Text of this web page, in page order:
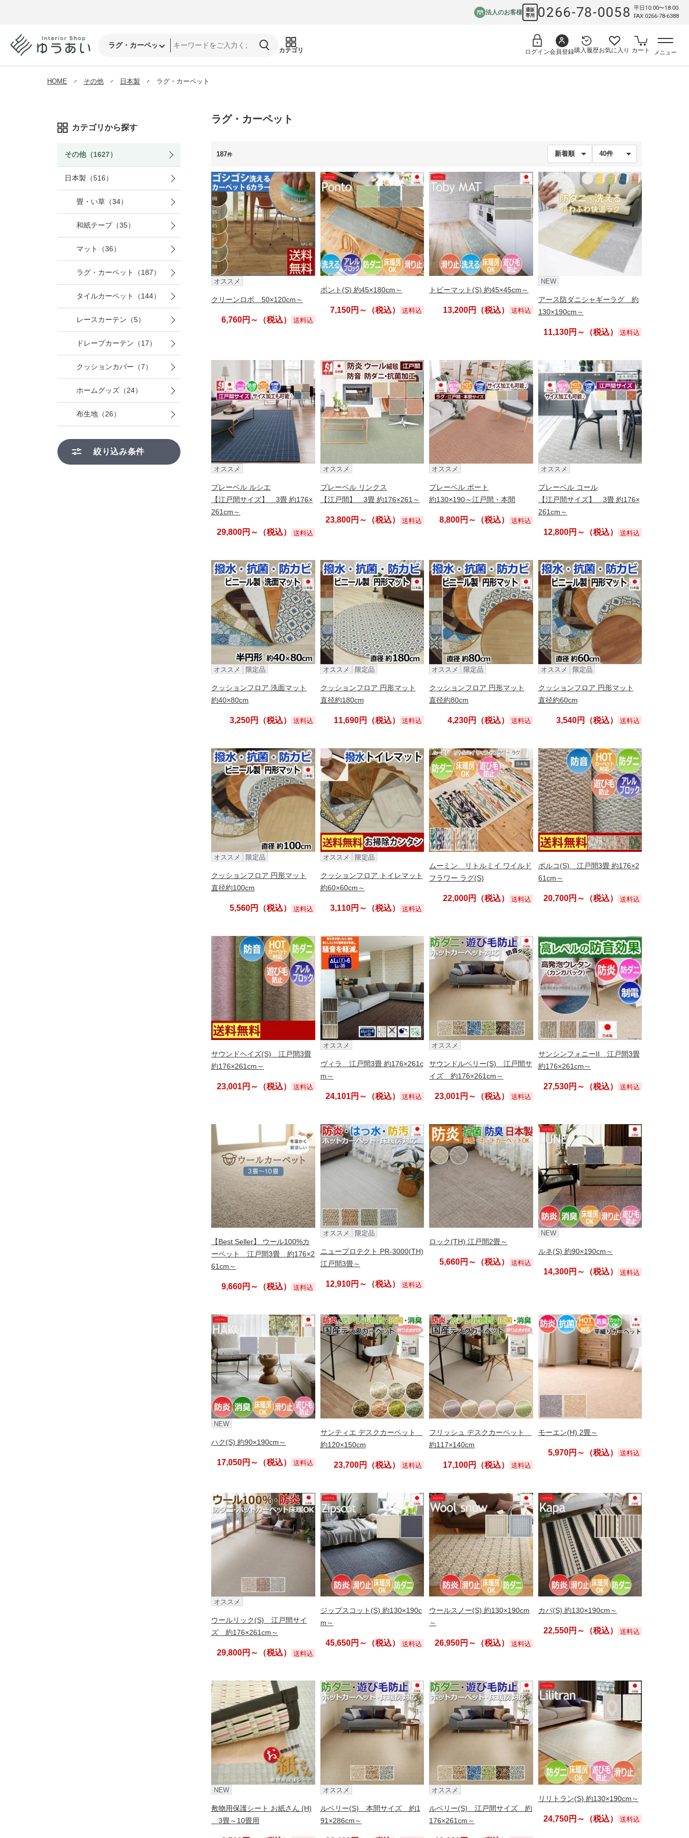
法人のお客様 通販
専用
0266-78-0058
平日10:00〜18:00
FAX:0266-78-6388
カテゴリ ログイン会員登録購入履歴お気に入り カート メニュー
HOME その他 日本製 ラグ・カーペット
カテゴリから探す
その他（1627）
日本製（516）
畳・い草（34）
和紙テープ（35）
マット（36）
ラグ・カーペット（187）
タイルカーペット（144）
レースカーテン（5）
ドレープカーテン（17）
クッションカバー（7）
ホームグッズ（24）
布生地（26）
絞り込み条件
ラグ・カーペット
187件
オススメ
クリーンロボ 50×120cm～
6,760円～（税込） 送料込
ポント(S) 約45×180cm～
7,150円～（税込） 送料込
トビーマット(S) 約45×45cm～
13,200円（税込） 送料込
NEW
アース防ダニシャギーラグ 約
130×190cm～
11,130円～（税込） 送料込
オススメ
プレーベル ルシエ
【江戸間サイズ】 3畳 約176×
261cm～
29,800円～（税込） 送料込
オススメ
プレーベル リンクス
【江戸間】 3畳 約176×261～
23,800円～（税込） 送料込
オススメ
プレーベル ポート
約130×190～江戸間・本間
8,800円～（税込） 送料込
オススメ
プレーベル コール
【江戸間サイズ】 3畳 約176×
261cm～
12,800円～（税込） 送料込
オススメ 限定品
クッションフロア 洗面マット
約40×80cm
3,250円（税込） 送料込
オススメ 限定品
クッションフロア 円形マット
直径約180cm
11,690円（税込） 送料込
オススメ 限定品
クッションフロア 円形マット
直径約80cm
4,230円（税込） 送料込
オススメ 限定品
クッションフロア 円形マット
直径約60cm
3,540円（税込） 送料込
オススメ 限定品
クッションフロア 円形マット
直径約100cm
5,560円（税込） 送料込
オススメ 限定品
クッションフロア トイレマット
約60×60cm～
3,110円～（税込） 送料込
ムーミン リトルミイ ワイルド
フラワー ラグ(S)
22,000円（税込） 送料込
ポルコ(S) 江戸間3畳 約176×2
61cm～
20,700円～（税込） 送料込
サウンドヘイズ(S) 江戸間3畳
約176×261cm～
23,001円～（税込） 送料込
オススメ
ヴィラ 江戸間3畳 約176×261c
m～
24,101円～（税込） 送料込
オススメ
サウンドルベリー(S) 江戸間サ
イズ 約176×261cm～
23,001円～（税込） 送料込
サンシンフォニーII 江戸間3畳
約176×261cm～
27,530円～（税込） 送料込
【Best Seller】 ウール100%カ
ーペット 江戸間3畳 約176×2
61cm～
9,660円～（税込） 送料込
オススメ 限定品
ニュープロテクト PR-3000(TH)
江戸間3畳～
12,910円～（税込） 送料込
ロック(TH) 江戸間2畳～
5,660円～（税込） 送料込
NEW
ルネ(S) 約90×190cm～
14,300円～（税込） 送料込
NEW
ハク(S) 約90×190cm～
17,050円～（税込） 送料込
サンティエ デスクカーペット
約120×150cm
23,700円（税込） 送料込
フリッシュ デスクカーペット
約117×140cm
17,100円（税込） 送料込
モーエン(H) 2畳～
5,970円～（税込） 送料込
オススメ
ウールリック(S) 江戸間サイ
ズ 約176×261cm～
29,800円～（税込） 送料込
ジップスコット(S) 約130×190c
m～
45,650円～（税込） 送料込
ウールスノー(S) 約130×190cm
～
26,950円～（税込） 送料込
カパ(S) 約130×190cm～
22,550円～（税込） 送料込
NEW
敷物用保護シート お紙さん (H)
3畳～10畳用
オススメ
ルベリー(S) 本間サイズ 約1
91×286cm～
オススメ
ルベリー(S) 江戸間サイズ 約
176×261cm～
リリトラン(S) 約130×190cm～
24,750円～（税込） 送料込